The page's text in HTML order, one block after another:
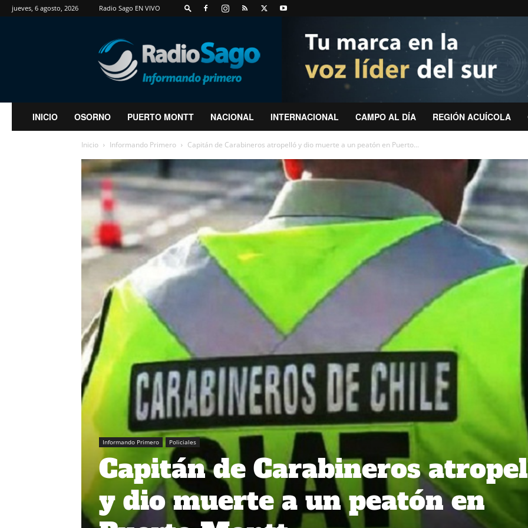
jueves, 6 agosto, 2026 Radio Sago EN VIVO
RadioSago
INICIO OSORNO PUERTO MONTT NACIONAL INTERNACIONAL CAMPO AL DÍA REGIÓN ACUÍCOLA
Inicio Informando Primero Capitán de Carabineros atropelló y dio muerte a un peatón en Puerto...
Informando Primero Policiales
Capitán de Carabineros
y dio muerte a un peatón en